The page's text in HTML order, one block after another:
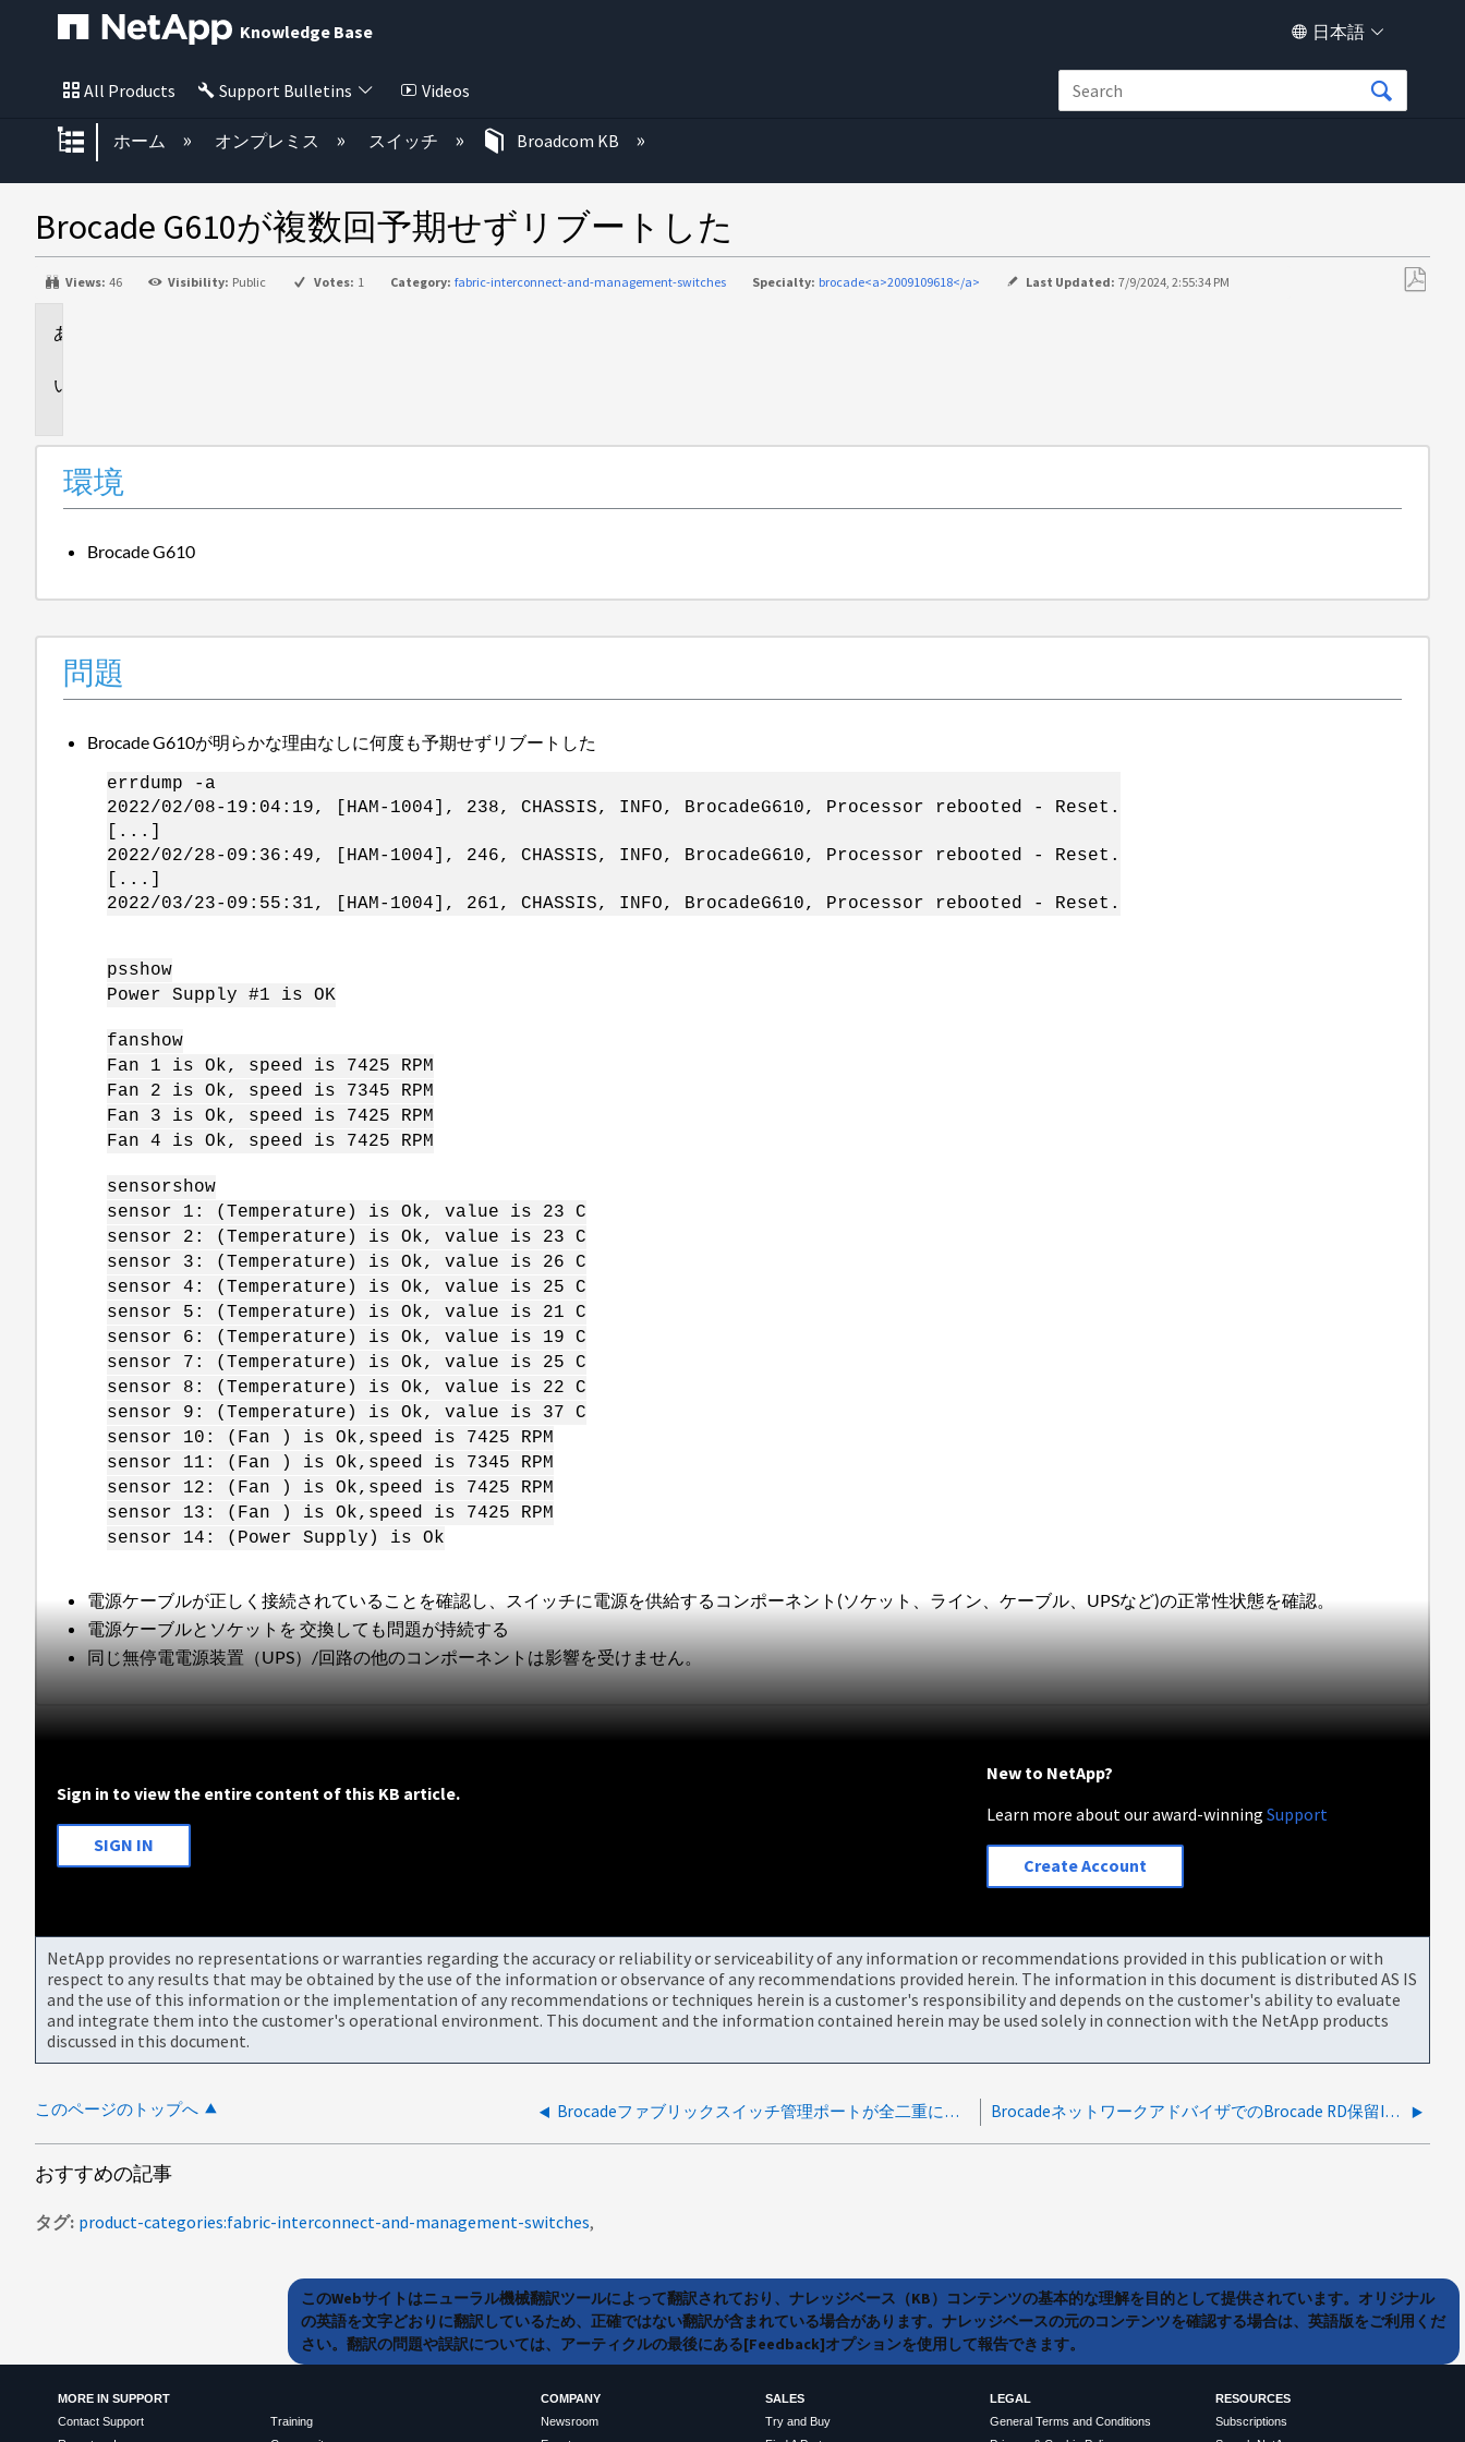
Knowledge Base 日本語
All Products Support Bulletins Videos
グローバル階層を展開/折りたたむ
ホーム オンプレミス スイッチ Broadcom KB
Brocade G610が複数回予期せずリブートした
Views: 46 Visibility: Public Votes: 1 Category: fabric-interconnect-and-management-switches Specialty: brocade<a>2009109618</a> Last Updated: 7/9/2024, 2:55:34 PM
環境
Brocade G610
問題
Brocade G610が明らかな理由なしに何度も予期せずリブートした
errdump -a
2022/02/08-19:04:19, [HAM-1004], 238, CHASSIS, INFO, BrocadeG610, Processor rebooted - Reset.
[...]
2022/02/28-09:36:49, [HAM-1004], 246, CHASSIS, INFO, BrocadeG610, Processor rebooted - Reset.
[...]
2022/03/23-09:55:31, [HAM-1004], 261, CHASSIS, INFO, BrocadeG610, Processor rebooted - Reset.
psshow
Power Supply #1 is OK
fanshow
Fan 1 is Ok, speed is 7425 RPM
Fan 2 is Ok, speed is 7345 RPM
Fan 3 is Ok, speed is 7425 RPM
Fan 4 is Ok, speed is 7425 RPM
sensorshow
sensor 1: (Temperature) is Ok, value is 23 C
sensor 2: (Temperature) is Ok, value is 23 C
sensor 3: (Temperature) is Ok, value is 26 C
sensor 4: (Temperature) is Ok, value is 25 C
sensor 5: (Temperature) is Ok, value is 21 C
sensor 6: (Temperature) is Ok, value is 19 C
sensor 7: (Temperature) is Ok, value is 25 C
sensor 8: (Temperature) is Ok, value is 22 C
sensor 9: (Temperature) is Ok, value is 37 C
sensor 10: (Fan ) is Ok,speed is 7425 RPM
sensor 11: (Fan ) is Ok,speed is 7345 RPM
sensor 12: (Fan ) is Ok,speed is 7425 RPM
sensor 13: (Fan ) is Ok,speed is 7425 RPM
sensor 14: (Power Supply) is Ok
電源ケーブルが正しく接続されていることを確認し、スイッチに電源を供給するコンポーネント(ソケット、ライン、ケーブル、UPSなど)の正常性状態を確認。
電源ケーブルとソケットを 交換しても問題が持続する
同じ無停電電源装置（UPS）/回路の他のコンポーネントは影響を受けません。
Sign in to view the entire content of this KB article.
SIGN IN
New to NetApp?
Learn more about our award-winningSupport
Create Account
NetApp provides no representations or warranties regarding the accuracy or reliability or serviceability of any information or recommendations provided in this publication or with
respect to any results that may be obtained by the use of the information or observance of any recommendations provided herein. The information in this document is distributed AS IS
and the use of this information or the implementation of any recommendations or techniques herein is a customer's responsibility and depends on the customer's ability to evaluate
and integrate them into the customer's operational environment. This document and the information contained herein may be used solely in connection with the NetApp products
discussed in this document.
このページのトップへ Brocadeファブリックスイッチ管理ポートが全二重にネゴシエートしない BrocadeネットワークアドバイザでのBrocade RD保留IO 300 MAPS違反コールアウト14
おすすめの記事
タグ product-categories:fabric-interconnect-and-management-switches
このWebサイトはニューラル機械翻訳ツールによって翻訳されており、ナレッジベース（KB）コンテンツの基本的な理解を目的として提供されています。オリジナル
の英語を文字どおりに翻訳しているため、正確ではない翻訳が含まれている場合があります。ナレッジベースの元のコンテンツを確認する場合は、英語版をご利用くだ
さい。翻訳の問題や誤訳については、アーティクルの最後にある[Feedback]オプションを使用して報告できます。
MORE IN SUPPORT
Contact Support
Training
COMPANY
Newsroom
SALES
Try and Buy
LEGAL
General Terms and Conditions
RESOURCES
Subscriptions